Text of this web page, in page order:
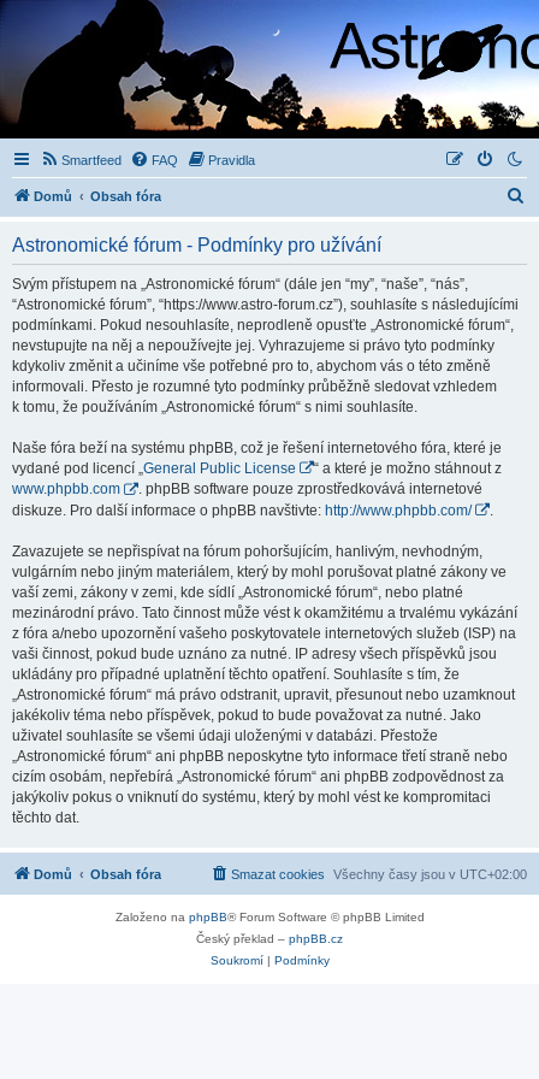
Smartfeed FAQ Pravidla
Domů Obsah fóra
Astronomické fórum - Podmínky pro užívání
Svým přístupem na „Astronomické fórum“ (dále jen “my”, “naše”, “nás”,
“Astronomické fórum”, “https://www.astro-forum.cz”), souhlasíte s následujícími
podmínkami. Pokud nesouhlasíte, neprodleně opusťte „Astronomické fórum“,
nevstupujte na něj a nepoužívejte jej. Vyhrazujeme si právo tyto podmínky
kdykoliv změnit a učiníme vše potřebné pro to, abychom vás o této změně
informovali. Přesto je rozumné tyto podmínky průběžně sledovat vzhledem
k tomu, že používáním „Astronomické fórum“ s nimi souhlasíte.
Naše fóra beží na systému phpBB, což je řešení internetového fóra, které je
vydané pod licencí „General Public License
“ a které je možno stáhnout z
www.phpbb.com
. phpBB software pouze zprostředkovává internetové
diskuze. Pro další informace o phpBB navštivte: http://www.phpbb.com/
Zavazujete se nepřispívat na fórum pohoršujícím, hanlivým, nevhodným,
vulgárním nebo jiným materiálem, který by mohl porušovat platné zákony ve
vaší zemi, zákony v zemi, kde sídlí „Astronomické fórum“, nebo platné
mezinárodní právo. Tato činnost může vést k okamžitému a trvalému vykázání
z fóra a/nebo upozornění vašeho poskytovatele internetových služeb (ISP) na
vaši činnost, pokud bude uznáno za nutné. IP adresy všech příspěvků jsou
ukládány pro případné uplatnění těchto opatření. Souhlasíte s tím, že
„Astronomické fórum“ má právo odstranit, upravit, přesunout nebo uzamknout
jakékoliv téma nebo příspěvek, pokud to bude považovat za nutné. Jako
uživatel souhlasíte se všemi údaji uloženými v databázi. Přestože
„Astronomické fórum“ ani phpBB neposkytne tyto informace třetí straně nebo
cizím osobám, nepřebírá „Astronomické fórum“ ani phpBB zodpovědnost za
jakýkoliv pokus o vniknutí do systému, který by mohl vést ke kompromitaci
těchto dat.
Domů Obsah fóra Všechny časy jsou v UTC+02:00
Smazat cookies
Založeno na phpBB® Forum Software © phpBB Limited
Český překlad – phpBB.cz
Soukromí| Podmínky